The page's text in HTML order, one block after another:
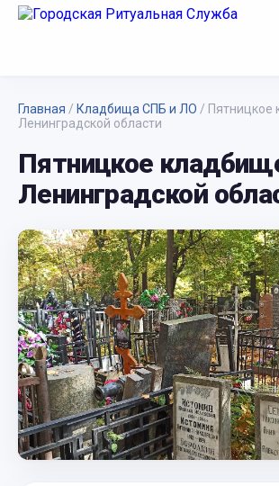
Главная / Кладбища СПБ и ЛО / Пятницкое
Ленинградской области
Пятницкое
Ленинградской